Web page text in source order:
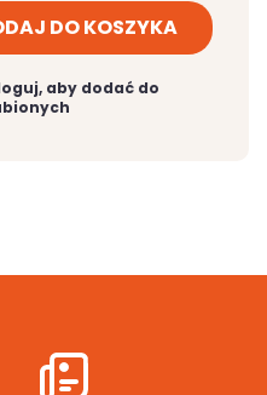
DO KOSZYKA
aby dodać do